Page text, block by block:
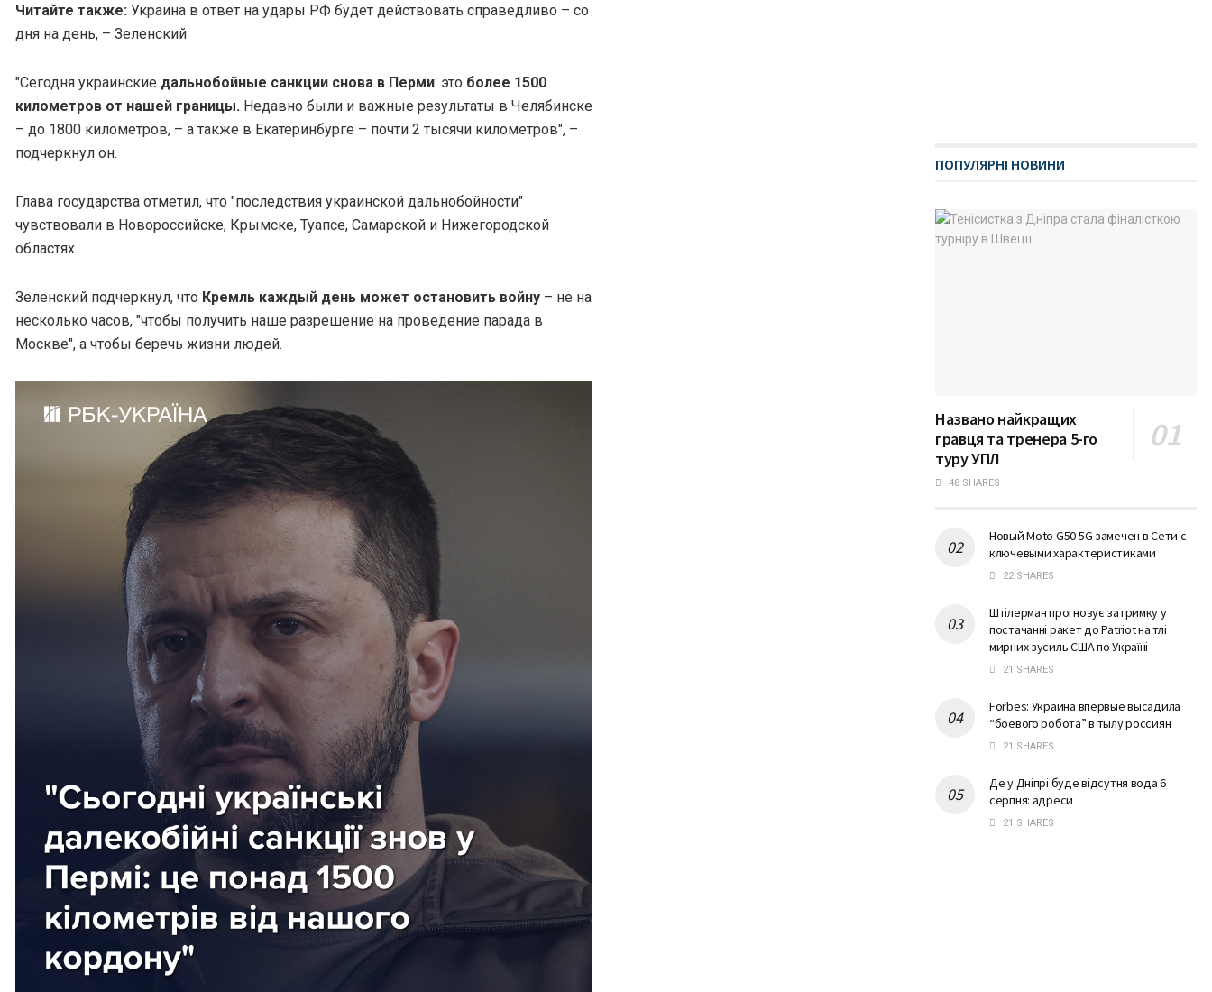
Читайте также: Украина в ответ на удары РФ будет действовать справедливо – со
дня на день, – Зеленский
"Сегодня украинские дальнобойные санкции снова в Перми: это более 1500
километров от нашей границы. Недавно были и важные результаты в Челябинске
– до 1800 километров, – а также в Екатеринбурге – почти 2 тысячи километров", –
подчеркнул он.
Глава государства отметил, что "последствия украинской дальнобойности"
чувствовали в Новороссийске, Крымске, Туапсе, Самарской и Нижегородской
областях.
Зеленский подчеркнул, что Кремль каждый день может остановить войну – не на
несколько часов, "чтобы получить наше разрешение на проведение парада в
Москве", а чтобы беречь жизни людей.
ПОПУЛЯРНІ НОВИНИ
Названо найкращих
гравця та тренера 5-го
туру УПЛ
48 SHARES
Новый Moto G50 5G замечен в Сети с
ключевыми характеристиками
22 SHARES
Штілерман прогнозує затримку у
постачанні ракет до Patriot на тлі
мирних зусиль США по Україні
21 SHARES
Forbes: Украина впервые высадила
“боевого робота” в тылу россиян
21 SHARES
Де у Дніпрі буде відсутня вода 6
серпня: адреси
21 SHARES